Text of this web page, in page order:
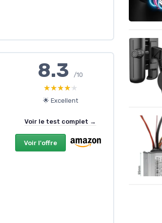
8.3/10
★★★★★
★★★★★
🌟 Excellent
Voir le test complet →
Voir l'offre